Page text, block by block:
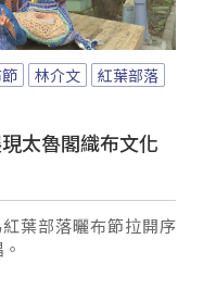
林介文
紅葉部落
太魯閣織布文化
葉部落曬布節拉開序